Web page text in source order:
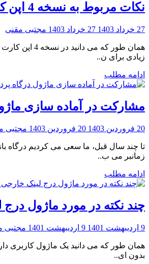
نکات مربوط به نسخه 4 اپن کارت
27 خرداد 1403 27 خرداد 1403 مجتبی مقنی
زیادی برای ن..
ادامه مطلب
مشارکت در آماده سازی
20 فروردین 1403 20 فروردین 1403 مجتبی
تا چند سال قبل، ما سعی می کردیم درگاه
زمانبر می ب..
ادامه مطلب
چند نکته در مورد ماژول
9 اردیبهشت 1401 9 اردیبهشت 1401 مجتبی
همان طور که می دانید یک ماژول کاربری
بدون ای..